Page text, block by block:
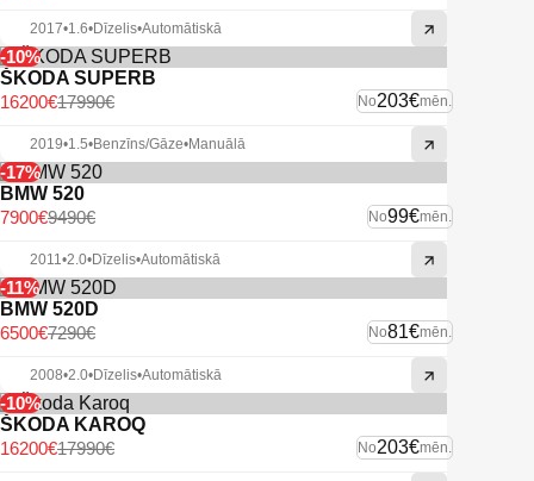
2017•1.6•Dīzelis•Automātiskā
-10%
ŠKODA SUPERB
No203€mēn.
17990€
16200€
2019•1.5•Benzīns/Gāze•Manuālā
-17%
BMW 520
No99€mēn.
9490€
7900€
2011•2.0•Dīzelis•Automātiskā
-11%
BMW 520D
No81€mēn.
7290€
6500€
2008•2.0•Dīzelis•Automātiskā
-10%
ŠKODA KAROQ
No203€mēn.
17990€
16200€